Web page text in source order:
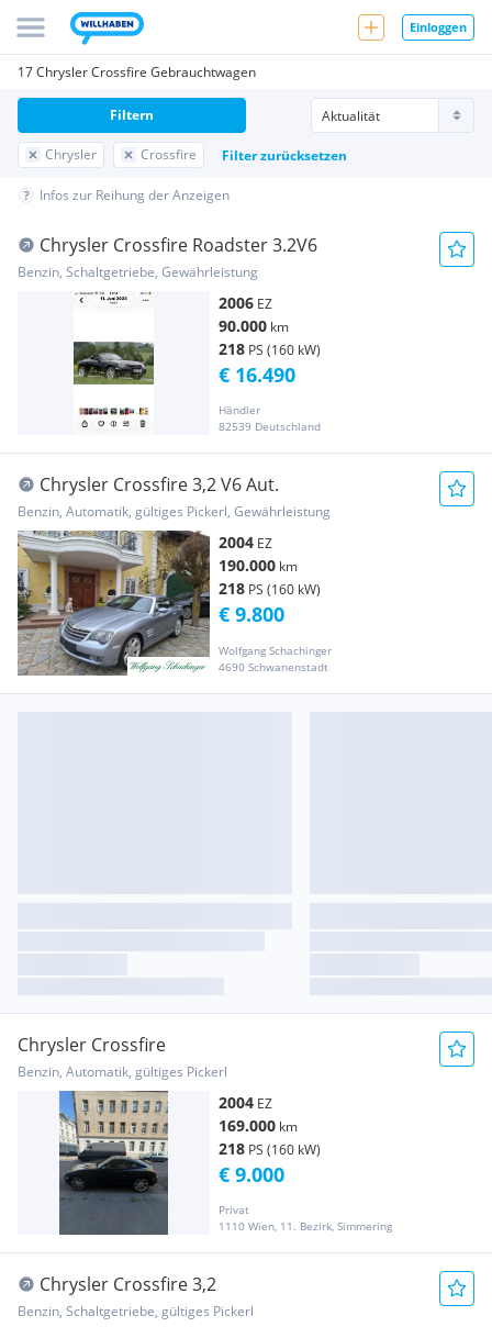
Einloggen
17 Chrysler Crossfire Gebrauchtwagen
Chrysler Crossfire Filter zurücksetzen
Filtern
Infos zur Reihung der Anzeigen
Chrysler Crossfire Roadster 3.2V6
Benzin, Schaltgetriebe, Gewährleistung
2006 EZ
90.000 km
218 PS (160 kW)
Händler
82539 Deutschland
€ 16.490
Chrysler Crossfire 3,2 V6 Aut.
Benzin, Automatik, gültiges Pickerl, Gewährleistung
2004 EZ
190.000 km
218 PS (160 kW)
Wolfgang Schachinger
4690 Schwanenstadt
€ 9.800
Chrysler Crossfire
Benzin, Automatik, gültiges Pickerl
2004 EZ
169.000 km
218 PS (160 kW)
Privat
1110 Wien, 11. Bezirk, Simmering
€ 9.000
Chrysler Crossfire 3,2
Benzin, Schaltgetriebe, gültiges Pickerl